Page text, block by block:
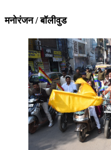
मनोरंजन / बॉलीवुड